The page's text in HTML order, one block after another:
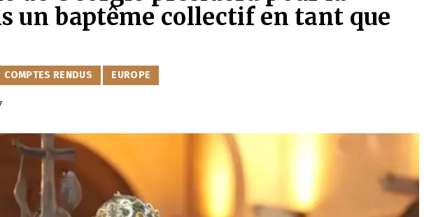
un baptême collectif en tant que
COMPTES RENDUS EUROPE